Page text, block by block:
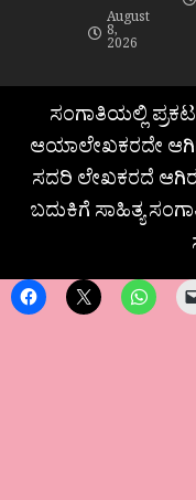
August
8,
2026
ಸಂಗಾತಿಯಲ್ಲಿ
ಆಯಾಲೇಖಕರದೇ
ಸದರಿ ಲೇಖಕರದೆ
ಬದುಕಿಗೆ ಸಾಹಿತ್ಯ